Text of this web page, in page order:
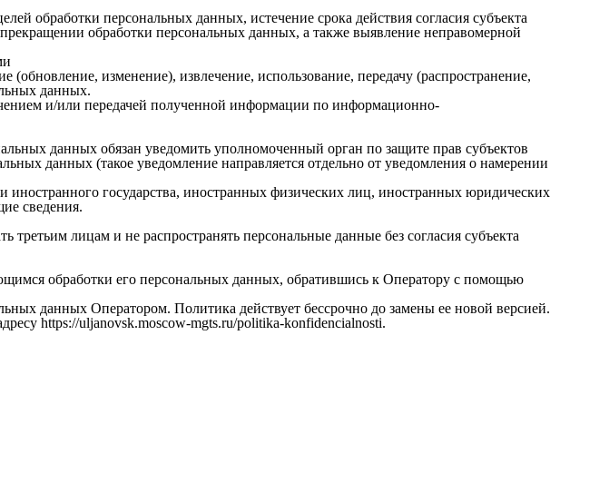
обработки персональных данных, истечение срока действия согласия субъекта
обработки персональных данных, а также выявление неправомерной
изменение), извлечение, использование, передачу (распространение,
данных.
и/или передачей полученной информации по информационно-
данных обязан уведомить уполномоченный орган по защите прав субъектов
данных (такое уведомление направляется отдельно от уведомления о намерении
иностранного государства, иностранных физических лиц, иностранных юридических
сведения.
лицам и не распространять персональные данные без согласия субъекта
обработки его персональных данных, обратившись к Оператору с помощью
данных Оператором. Политика действует бессрочно до замены ее новой версией.
https://uljanovsk.moscow-mgts.ru/politika-konfidencialnosti.